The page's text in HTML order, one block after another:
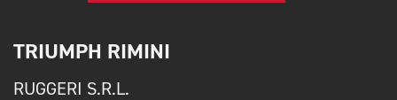
TRIUMPH RIMINI
RUGGERI S.R.L.